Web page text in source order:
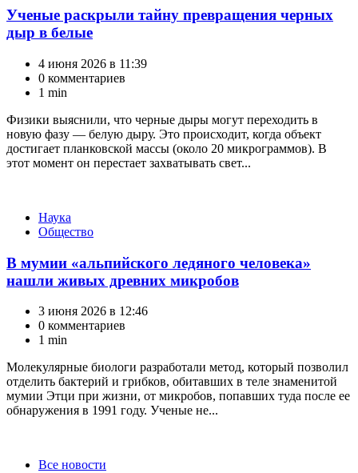
Ученые раскрыли тайну превращения черных
дыр в белые
4 июня 2026 в 11:39
0 комментариев
1 min
Физики выяснили, что черные дыры могут переходить в
новую фазу — белую дыру. Это происходит, когда объект
достигает планковской массы (около 20 микрограммов). В
этот момент он перестает захватывать свет...
Категории
Наука
Общество
В мумии «альпийского ледяного человека»
нашли живых древних микробов
3 июня 2026 в 12:46
0 комментариев
1 min
Молекулярные биологи разработали метод, который позволил
отделить бактерий и грибков, обитавших в теле знаменитой
мумии Этци при жизни, от микробов, попавших туда после ее
обнаружения в 1991 году. Ученые не...
КатегорииВсе новости